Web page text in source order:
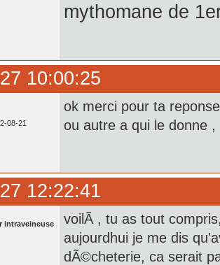
mythomane de
10:00:25
08-21
ok merci pour ta
ou autre a qui le donne
12:22:41
intraveineuse
voilÃ , tu as tout
aujourdhui je me dis
dÃ©cheterie, ca serait